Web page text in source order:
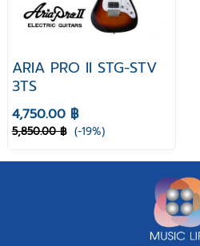
ARIA PRO II STG-STV
3TS
4,750.00 ฿
5,850.00 ฿ (-19%)